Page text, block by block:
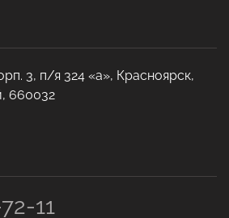
11
3, п/я 324 «а», Красноярск,
660032